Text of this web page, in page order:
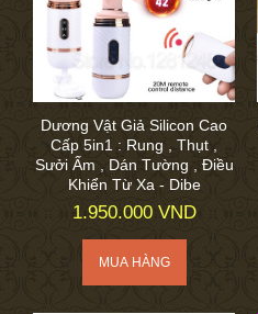
Dương Vật Giả Silicon Cao
Cấp 5in1 : Rung , Thụt ,
Sưởi Ấm , Dán Tường , Điều
Khiển Từ Xa - Dibe
1.950.000 VND